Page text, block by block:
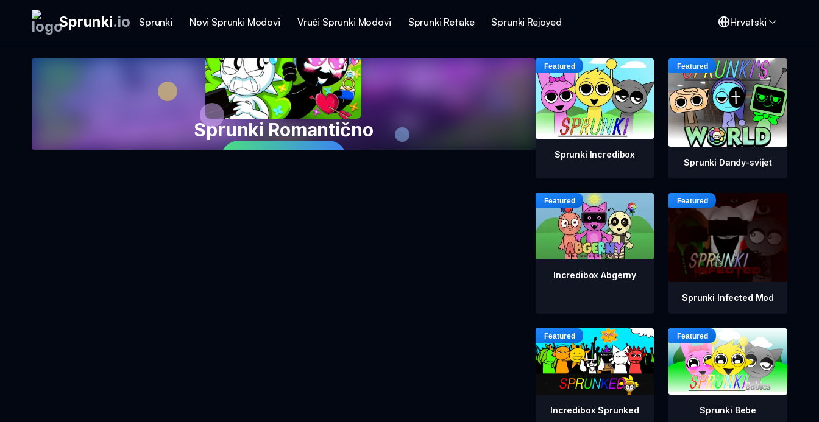
Sprunki.io Sprunki Novi Sprunki Modovi Vrući Sprunki Modovi Sprunki Retake Sprunki Rejoyed Hrvatski
Sprunki Romantično
Sprunki Incredibox
Sprunki Dandy-svijet
Incredibox Abgerny
Sprunki Infected Mod
Incredibox Sprunked Sprunki Bebe